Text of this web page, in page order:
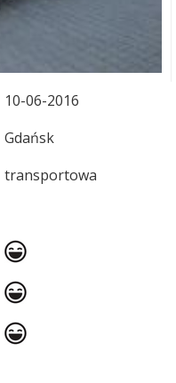
10-06-2016
Gdańsk
transportowa